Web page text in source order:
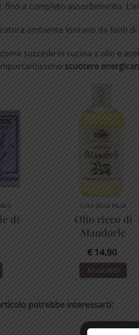
fino a completo assorbimento.
ambiente lontano da fonti
succede in cucina a olio e
scuotere
di
CURA DELLA PELLE
Olio ricco di
Mandorle
€ 14,90
AGGIUNGI
potrebbe interessarti: